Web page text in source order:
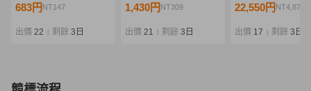
683円 NT147
出價 22 剩餘 3日
1,430円 NT309
出價 21 剩餘 3日
22,550円 NT4,879
出價 17 剩餘 3日